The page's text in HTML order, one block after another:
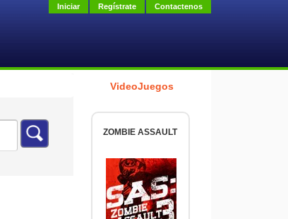
Iniciar Regístrate Contactenos
VideoJuegos
ZOMBIE ASSAULT